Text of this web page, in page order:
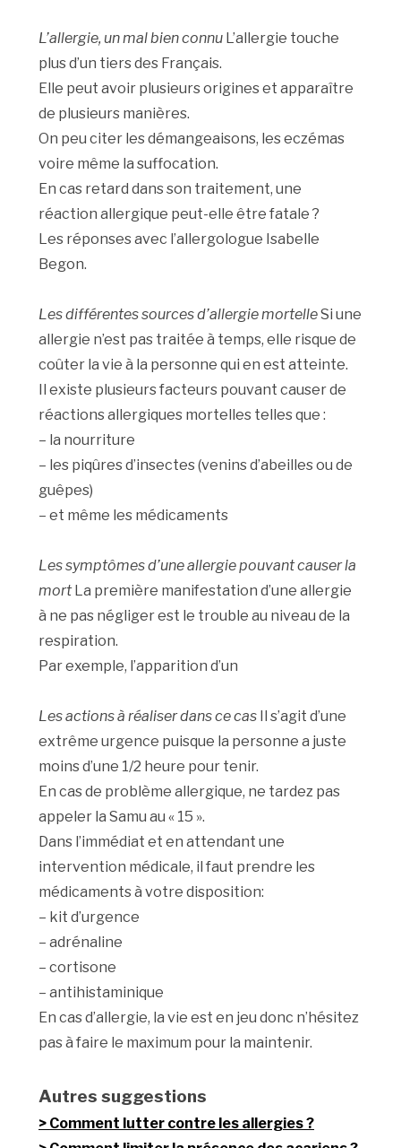
L’allergie, un mal bien connu L’allergie touche
plus d’un tiers des Français.
Elle peut avoir plusieurs origines et apparaître
de plusieurs manières.
On peu citer les démangeaisons, les eczémas
voire même la suffocation.
En cas retard dans son traitement, une
réaction allergique peut-elle être fatale ?
Les réponses avec l’allergologue Isabelle
Begon.
Les différentes sources d’allergie mortelleSi une
allergie n’est pas traitée à temps, elle risque de
coûter la vie à la personne qui en est atteinte.
Il existe plusieurs facteurs pouvant causer de
réactions allergiques mortelles telles que :
– la nourriture
– les piqûres d’insectes (venins d’abeilles ou de
guêpes)
– et même les médicaments
Les symptômes d’une allergie pouvant causer la
mortLa première manifestation d’une allergie
à ne pas négliger est le trouble au niveau de la
respiration.
Par exemple, l’apparition d’un
Les actions à réaliser dans ce cas Il s’agit d’une
extrême urgence puisque la personne a juste
moins d’une 1/2 heure pour tenir.
En cas de problème allergique, ne tardez pas
appeler la Samu au « 15 ».
Dans l’immédiat et en attendant une
intervention médicale, il faut prendre les
médicaments à votre disposition:
– kit d’urgence
– adrénaline
– cortisone
– antihistaminique
En cas d’allergie, la vie est en jeu donc n’hésitez
pas à faire le maximum pour la maintenir.
Autres suggestions
Comment lutter contre les allergies ?